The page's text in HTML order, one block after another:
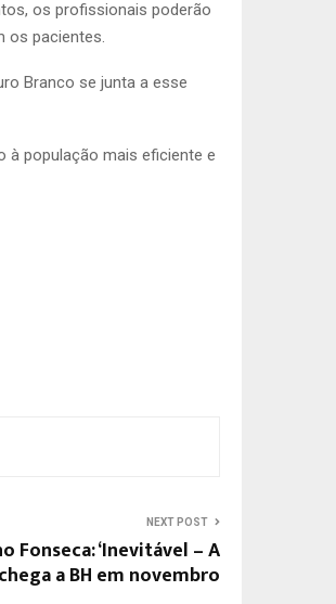
os profissionais poderão
pacientes.
Branco se junta a esse
à população mais eficiente e
NEXT POST
Fonseca: ‘Inevitável – A
a BH em novembro